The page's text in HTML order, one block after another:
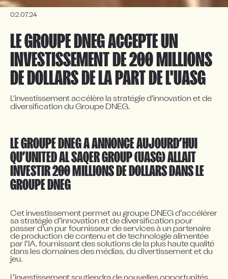
LE GROUPE DNEG ACCEPTE UN
INVESTISSEMENT DE 200 MILLIONS
DE DOLLARS DE LA PART DE L'UASG
L'investissement accélère la stratégie d'innovation et de
diversification du Groupe DNEG.
02.07.24
LE GROUPE DNEG A ANNONCÉ AUJOURD’HUI
QU’UNITED AL SAQER GROUP (UASG) ALLAIT
INVESTIR 200 MILLIONS DE DOLLARS DANS LE
GROUPE DNEG
Cet investissement permet au groupe DNEG d’accélérer
sa stratégie d’innovation et de diversification pour
passer d’un pur fournisseur de services à un partenaire
de production de contenu et de technologie alimentée
par l’IA, fournissant des solutions de la plus haute qualité
dans les domaines des médias, du divertissement et du
jeu.